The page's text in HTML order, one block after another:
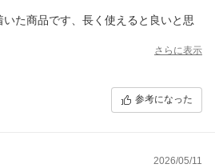
た商品です、長く使えると良いと思
さらに表示
参考になった
2026/05/11